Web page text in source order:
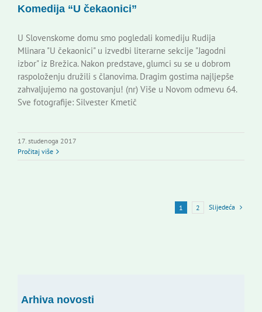
Komedija “U čekaonici”
U Slovenskome domu smo pogledali komediju Rudija
Mlinara "U čekaonici" u izvedbi literarne sekcije "Jagodni
izbor" iz Brežica. Nakon predstave, glumci su se u dobrom
raspoloženju družili s članovima. Dragim gostima najljepše
zahvaljujemo na gostovanju! (nr) Više u Novom odmevu 64.
Sve fotografije: Silvester Kmetič
17. studenoga 2017
Pročitaj više
1 2 Slijedeća
Arhiva novosti